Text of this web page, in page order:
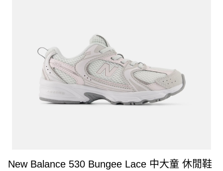
New Balance 530 Bungee Lace 中大童 休閒鞋